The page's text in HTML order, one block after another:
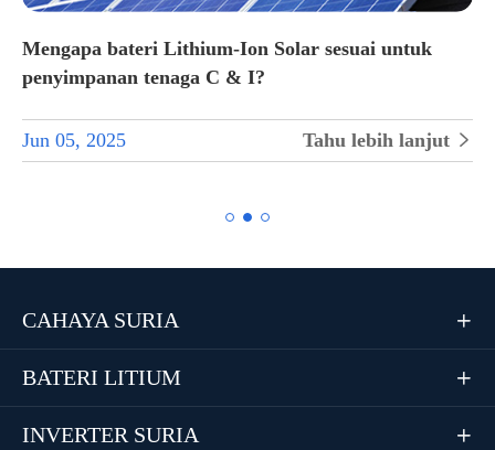
Mengapa bateri Lithium-Ion Solar sesuai untuk
penyimpanan tenaga C & I?
Jun 05, 2025 Tahu lebih lanjut 
CAHAYA SURIA 
BATERI LITIUM 
INVERTER SURIA 